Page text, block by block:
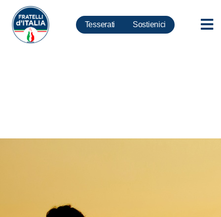
Tesserati Sostienici